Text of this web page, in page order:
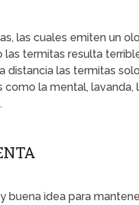
las cuales emiten un
termitas resulta
distancia las termitas
la mental, lavanda,
buena idea para